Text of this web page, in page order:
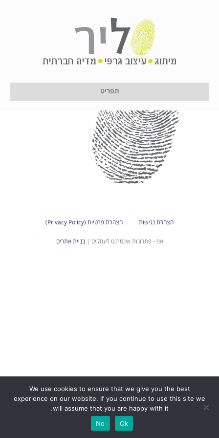
תפריט
darkgray
הצהרת נגישות הצהרת פרטיות (Privacy Policy)
אפ - פתרונות אינטרנט לעסקים |בניית אתרים
We use cookies to ensure that we give you the best
experience on our website. If you continue to use this site we
will assume that you are happy with it.
Ok
No